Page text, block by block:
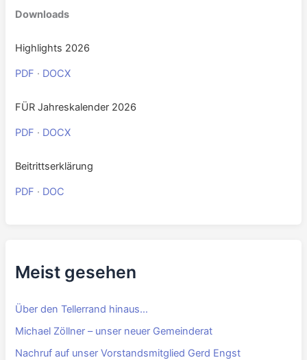
Downloads
Highlights 2026
PDF · DOCX
FÜR Jahreskalender 2026
PDF · DOCX
Beitrittserklärung
PDF · DOC
Meist gesehen
Über den Tellerrand hinaus…
Michael Zöllner – unser neuer Gemeinderat
Nachruf auf unser Vorstandsmitglied Gerd Engst